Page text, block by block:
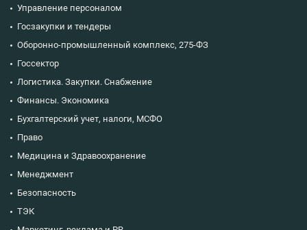
Управление персоналом
Госзакупки и тендеры
Оборонно-промышленный комплекс, 275-ФЗ
Госсектор
Логистика. Закупки. Снабжение
Финансы. Экономика
Бухгалтерский учет, налоги, МСФО
Право
Медицина и Здравоохранение
Менеджмент
Безопасность
ТЭК